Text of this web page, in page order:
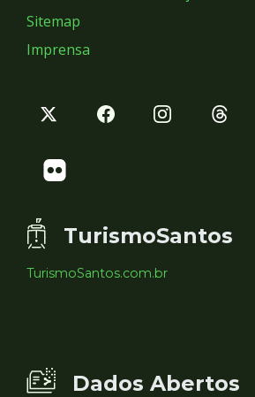
Sitemap
Imprensa
TurismoSantos
TurismoSantos.com.br
Dados Abertos